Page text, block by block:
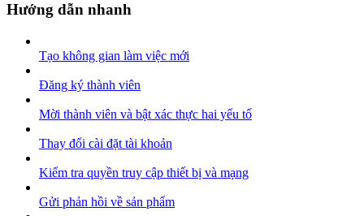
Hướng dẫn nhanh
Tạo không gian làm việc mới
Đăng ký thành viên
Mời thành viên và bật xác thực hai yếu tố
Thay đổi cài đặt tài khoản
Kiểm tra quyền truy cập thiết bị và mạng
Gửi phản hồi về sản phẩm